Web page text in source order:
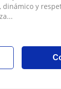
dinámico y